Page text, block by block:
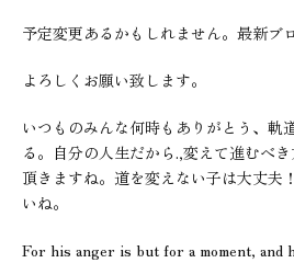
予定変更あるかもしれません。最新ブ
よろしくお願い致します。
いつものみんな何時もありがとう、軌
る。自分の人生だから.,変えて進むべ
頂きますね。道を変えない子は大丈夫
いね。
For his anger is but for a moment, and